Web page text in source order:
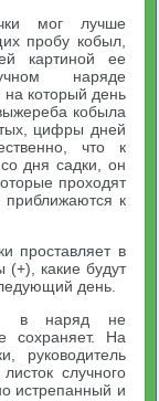
мог лучше
пробу кобыл,
картиной ее
наряде
который день
кобыла
цифры дней
что к
дня садки, он
проходят
к
проставляет в
(+), какие будут
день.
в наряд не
сохраняет. На
руководитель
случного
истрепанный и